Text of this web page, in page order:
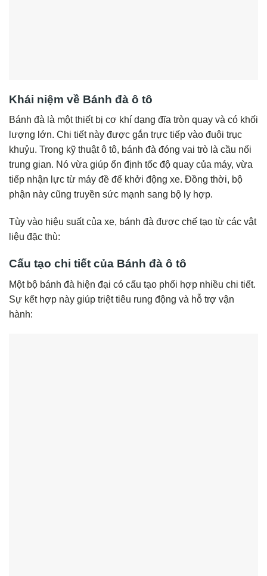
Khái niệm về Bánh đà ô tô
Bánh đà là một thiết bị cơ khí dạng đĩa tròn quay và có khối
lượng lớn. Chi tiết này được gắn trực tiếp vào đuôi trục
khuỷu. Trong kỹ thuật ô tô, bánh đà đóng vai trò là cầu nối
trung gian. Nó vừa giúp ổn định tốc độ quay của máy, vừa
tiếp nhận lực từ máy đề để khởi động xe. Đồng thời, bộ
phận này cũng truyền sức mạnh sang bộ ly hợp.
Tùy vào hiệu suất của xe, bánh đà được chế tạo từ các vật
liệu đặc thù:
Cấu tạo chi tiết của Bánh đà ô tô
Một bộ bánh đà hiện đại có cấu tạo phối hợp nhiều chi tiết.
Sự kết hợp này giúp triệt tiêu rung động và hỗ trợ vận
hành: